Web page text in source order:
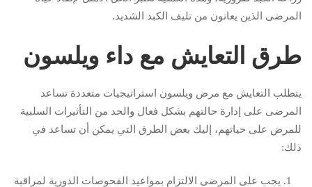
المرضى الذين يعانون من تليف الكبد الشديد.
طرق التعايش مع داء ويلسون
يتطلب التعايش مع مرض ويلسون استراتيجيات متعددة تساعد
المرضى على إدارة حالتهم بشكل فعال والحد من التأثيرات السلبية
للمرض على حياتهم، إليك بعض الطرق التي يمكن أن تساعد في
ذلك:
يجب على المرضى الالتزام بمواعيد الفحوصات الدورية لمراقبة